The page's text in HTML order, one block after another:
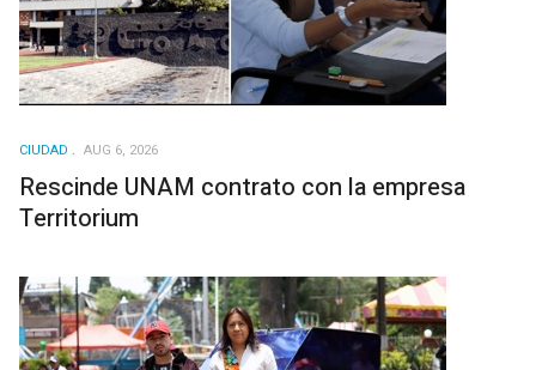
CIUDAD AUG 6, 2026
Rescinde UNAM contrato con la empresa
Territorium